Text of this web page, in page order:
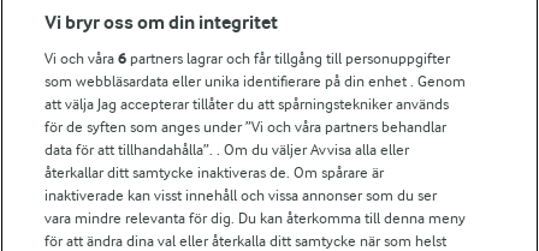
Fler Arlasajter
För ägare
Arlas kundportal
Arla.com
Falbygdens Ost
Arla webbshop
Bildbank
Vi bryr oss om din integritet
Vi och våra6 partners lagrar och får tillgång till personuppgifter
som webbläsardata eller unika identifierare på din enhet . Genom
att välja Jag accepterar tillåter du att spårningstekniker används
för de syften som anges under ”Vi och våra partners behandlar
data för att tillhandahålla”. . Om du väljer Avvisa alla eller
återkallar ditt samtycke inaktiveras de. Om spårare är
inaktiverade kan visst innehåll och vissa annonser som du ser
vara mindre relevanta för dig. Du kan återkomma till denna meny
för att ändra dina val eller återkalla ditt samtycke när som helst